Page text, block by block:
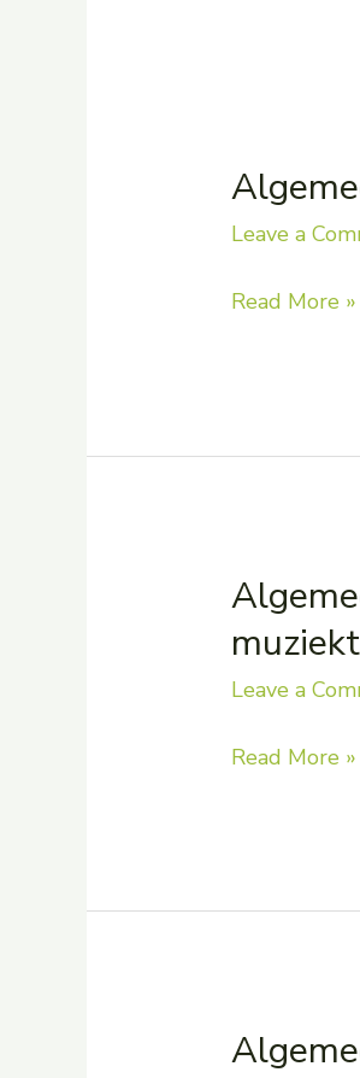
Leave a
Algemeen:
Read More »
Leave a
Algemeen:
–
Read More »